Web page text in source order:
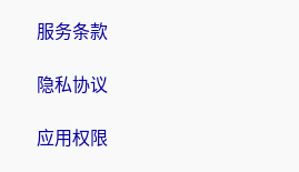
服务条款
隐私协议
应用权限